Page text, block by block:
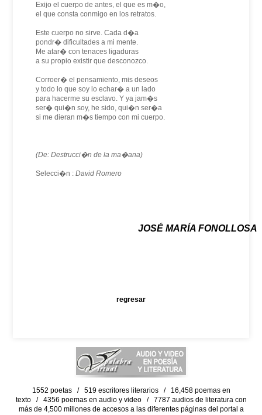
Exijo el cuerpo de antes, el que es m�o,
el que consta conmigo en los retratos.
Este cuerpo no sirve. Cada d�a
pondr� dificultades a mi mente.
Me atar� con tenaces ligaduras
a su propio existir que desconozco.
Corroer� el pensamiento, mis deseos
y todo lo que soy lo echar� a un lado
para hacerme su esclavo. Y ya jam�s
ser� qui�n soy, he sido, qui�n ser�a
si me dieran m�s tiempo con mi cuerpo.
(De: Destrucci�n de la ma�ana)
Selecci�n :David Romero
JOSÉ MARÍA FONOLLOSA
regresar
1552 poetas / 519 escritores literarios / 16,458 poemas en
texto / 4356 poemas en audio y video / 7787 audios de literatura con
más de 4,500 millones de accesos a las diferentes páginas del portal a